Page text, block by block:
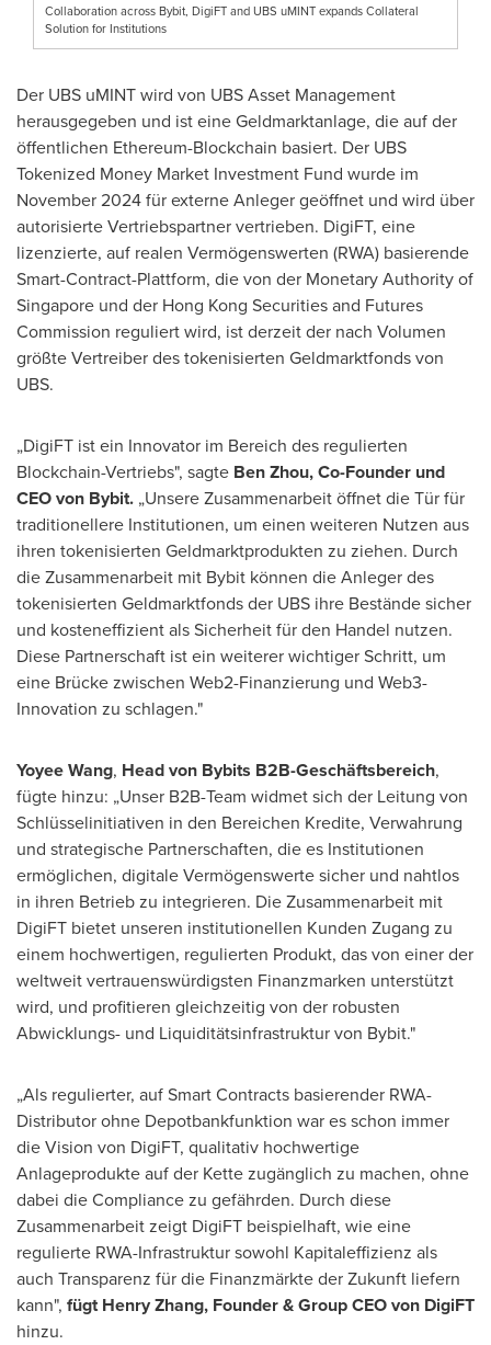
Collaboration across Bybit, DigiFT and UBS uMINT expands Collateral
Solution for Institutions
Der UBS uMINT wird von UBS Asset Management
herausgegeben und ist eine Geldmarktanlage, die auf der
öffentlichen Ethereum-Blockchain basiert. Der UBS
Tokenized Money Market Investment Fund wurde im
November 2024 für externe Anleger geöffnet und wird über
autorisierte Vertriebspartner vertrieben. DigiFT, eine
lizenzierte, auf realen Vermögenswerten (RWA) basierende
Smart-Contract-Plattform, die von der Monetary Authority of
Singapore und der Hong Kong Securities and Futures
Commission reguliert wird, ist derzeit der nach Volumen
größte Vertreiber des tokenisierten Geldmarktfonds von
UBS.
„DigiFT ist ein Innovator im Bereich des regulierten
Blockchain-Vertriebs", sagte Ben Zhou, Co-Founder und
CEO von Bybit. „Unsere Zusammenarbeit öffnet die Tür für
traditionellere Institutionen, um einen weiteren Nutzen aus
ihren tokenisierten Geldmarktprodukten zu ziehen. Durch
die Zusammenarbeit mit Bybit können die Anleger des
tokenisierten Geldmarktfonds der UBS ihre Bestände sicher
und kosteneffizient als Sicherheit für den Handel nutzen.
Diese Partnerschaft ist ein weiterer wichtiger Schritt, um
eine Brücke zwischen Web2-Finanzierung und Web3-
Innovation zu schlagen."
Yoyee Wang, Head von Bybits B2B-Geschäftsbereich,
fügte hinzu: „Unser B2B-Team widmet sich der Leitung von
Schlüsselinitiativen in den Bereichen Kredite, Verwahrung
und strategische Partnerschaften, die es Institutionen
ermöglichen, digitale Vermögenswerte sicher und nahtlos
in ihren Betrieb zu integrieren. Die Zusammenarbeit mit
DigiFT bietet unseren institutionellen Kunden Zugang zu
einem hochwertigen, regulierten Produkt, das von einer der
weltweit vertrauenswürdigsten Finanzmarken unterstützt
wird, und profitieren gleichzeitig von der robusten
Abwicklungs- und Liquiditätsinfrastruktur von Bybit."
„Als regulierter, auf Smart Contracts basierender RWA-
Distributor ohne Depotbankfunktion war es schon immer
die Vision von DigiFT, qualitativ hochwertige
Anlageprodukte auf der Kette zugänglich zu machen, ohne
dabei die Compliance zu gefährden. Durch diese
Zusammenarbeit zeigt DigiFT beispielhaft, wie eine
regulierte RWA-Infrastruktur sowohl Kapitaleffizienz als
auch Transparenz für die Finanzmärkte der Zukunft liefern
kann", fügt Henry Zhang, Founder & Group CEO von DigiFT
hinzu.